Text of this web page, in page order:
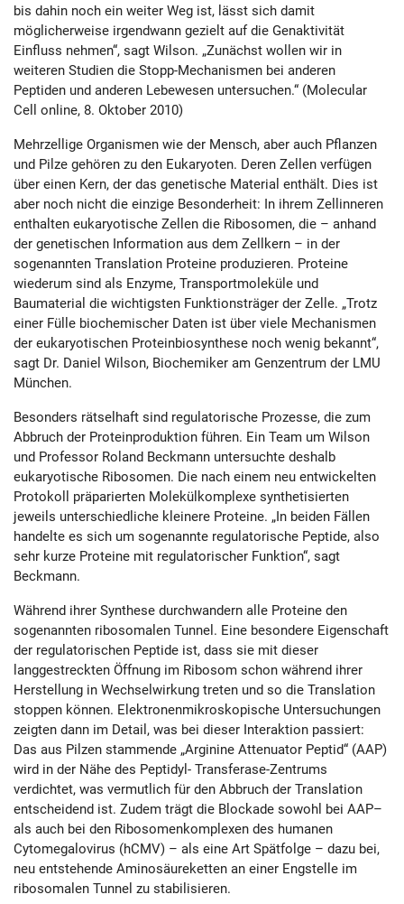
bis dahin noch ein weiter Weg ist, lässt sich damit
möglicherweise irgendwann gezielt auf die Genaktivität
Einfluss nehmen“, sagt Wilson. „Zunächst wollen wir in
weiteren Studien die Stopp-Mechanismen bei anderen
Peptiden und anderen Lebewesen untersuchen.“ (Molecular
Cell online, 8. Oktober 2010)
Mehrzellige Organismen wie der Mensch, aber auch Pflanzen
und Pilze gehören zu den Eukaryoten. Deren Zellen verfügen
über einen Kern, der das genetische Material enthält. Dies ist
aber noch nicht die einzige Besonderheit: In ihrem Zellinneren
enthalten eukaryotische Zellen die Ribosomen, die – anhand
der genetischen Information aus dem Zellkern – in der
sogenannten Translation Proteine produzieren. Proteine
wiederum sind als Enzyme, Transportmoleküle und
Baumaterial die wichtigsten Funktionsträger der Zelle. „Trotz
einer Fülle biochemischer Daten ist über viele Mechanismen
der eukaryotischen Proteinbiosynthese noch wenig bekannt“,
sagt Dr. Daniel Wilson, Biochemiker am Genzentrum der LMU
München.
Besonders rätselhaft sind regulatorische Prozesse, die zum
Abbruch der Proteinproduktion führen. Ein Team um Wilson
und Professor Roland Beckmann untersuchte deshalb
eukaryotische Ribosomen. Die nach einem neu entwickelten
Protokoll präparierten Molekülkomplexe synthetisierten
jeweils unterschiedliche kleinere Proteine. „In beiden Fällen
handelte es sich um sogenannte regulatorische Peptide, also
sehr kurze Proteine mit regulatorischer Funktion“, sagt
Beckmann.
Während ihrer Synthese durchwandern alle Proteine den
sogenannten ribosomalen Tunnel. Eine besondere Eigenschaft
der regulatorischen Peptide ist, dass sie mit dieser
langgestreckten Öffnung im Ribosom schon während ihrer
Herstellung in Wechselwirkung treten und so die Translation
stoppen können. Elektronenmikroskopische Untersuchungen
zeigten dann im Detail, was bei dieser Interaktion passiert:
Das aus Pilzen stammende „Arginine Attenuator Peptid“ (AAP)
wird in der Nähe des Peptidyl- Transferase-Zentrums
verdichtet, was vermutlich für den Abbruch der Translation
entscheidend ist. Zudem trägt die Blockade sowohl bei AAP–
als auch bei den Ribosomenkomplexen des humanen
Cytomegalovirus (hCMV) – als eine Art Spätfolge – dazu bei,
neu entstehende Aminosäureketten an einer Engstelle im
ribosomalen Tunnel zu stabilisieren.